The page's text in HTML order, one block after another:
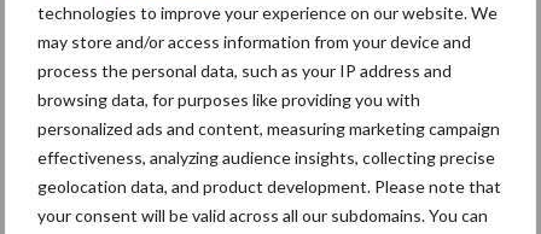
technologies to improve your experience on our website. We
may store and/or access information from your device and
process the personal data, such as your IP address and
browsing data, for purposes like providing you with
personalized ads and content, measuring marketing campaign
effectiveness, analyzing audience insights, collecting precise
geolocation data, and product development. Please note that
your consent will be valid across all our subdomains. You can
beperking van de toename.
De VLIF-steun is zelden doorslaggevend voor het al dan niet
uitvoeren van een investering. Ze beïnvloedt vooral de keuze
voor duurzamere deeloplossingen binnen een groter project.
Kortom, hoewel de VLIF-steun op sommige vlakken een
aantoonbare impact heeft, blijven de resultaten afhankelijk van